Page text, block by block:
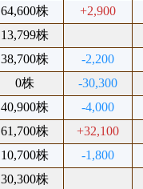
64,600株
+2,900
13,799株
38,700株
-2,200
0株 -30,300
40,900株
-4,000
61,700株
+32,100
10,700株 -1,800
30,300株